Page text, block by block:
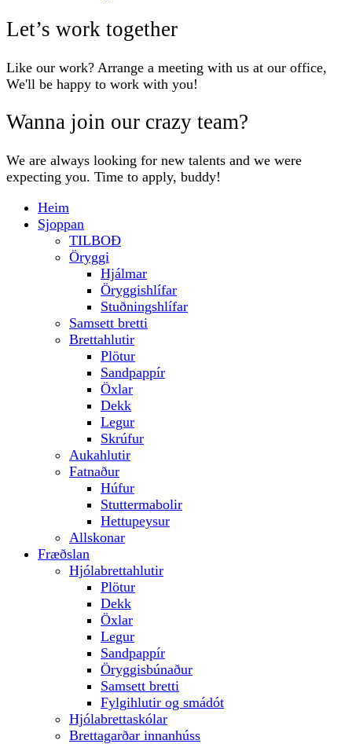
Let’s work together
Like our work? Arrange a meeting with us at our office,
We'll be happy to work with you!
Wanna join our crazy team?
We are always looking for new talents and we were
expecting you. Time to apply, buddy!
Heim
Sjoppan
TILBOÐ
Öryggi
Hjálmar
Öryggishlífar
Stuðningshlífar
Samsett bretti
Brettahlutir
Plötur
Sandpappír
Öxlar
Dekk
Legur
Skrúfur
Aukahlutir
Fatnaður
Húfur
Stuttermabolir
Hettupeysur
Allskonar
Fræðslan
Hjólabrettahlutir
Plötur
Dekk
Öxlar
Legur
Sandpappír
Öryggisbúnaður
Samsett bretti
Fylgihlutir og smádót
Hjólabrettaskólar
Brettagarðar innanhúss